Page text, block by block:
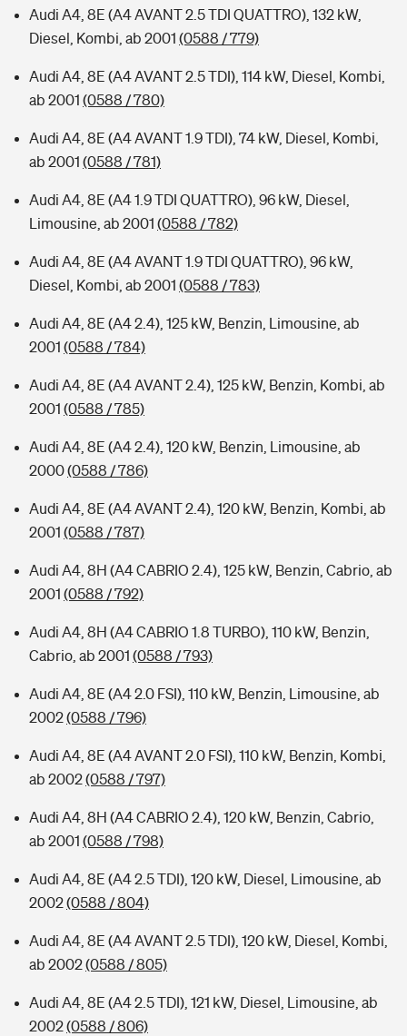
Audi A4, 8E (A4 AVANT 2.5 TDI QUATTRO), 132 kW,
Diesel, Kombi, ab 2001 (0588 / 779)
Audi A4, 8E (A4 AVANT 2.5 TDI), 114 kW, Diesel, Kombi,
ab 2001 (0588 / 780)
Audi A4, 8E (A4 AVANT 1.9 TDI), 74 kW, Diesel, Kombi,
ab 2001 (0588 / 781)
Audi A4, 8E (A4 1.9 TDI QUATTRO), 96 kW, Diesel,
Limousine, ab 2001 (0588 / 782)
Audi A4, 8E (A4 AVANT 1.9 TDI QUATTRO), 96 kW,
Diesel, Kombi, ab 2001 (0588 / 783)
Audi A4, 8E (A4 2.4), 125 kW, Benzin, Limousine, ab
2001 (0588 / 784)
Audi A4, 8E (A4 AVANT 2.4), 125 kW, Benzin, Kombi, ab
2001 (0588 / 785)
Audi A4, 8E (A4 2.4), 120 kW, Benzin, Limousine, ab
2000(0588 / 786)
Audi A4, 8E (A4 AVANT 2.4), 120 kW, Benzin, Kombi, ab
2001 (0588 / 787)
Audi A4, 8H (A4 CABRIO 2.4), 125 kW, Benzin, Cabrio, ab
2001 (0588 / 792)
Audi A4, 8H (A4 CABRIO 1.8 TURBO), 110 kW, Benzin,
Cabrio, ab 2001 (0588 / 793)
Audi A4, 8E (A4 2.0 FSI), 110 kW, Benzin, Limousine, ab
2002(0588 / 796)
Audi A4, 8E (A4 AVANT 2.0 FSI), 110 kW, Benzin, Kombi,
ab 2002(0588 / 797)
Audi A4, 8H (A4 CABRIO 2.4), 120 kW, Benzin, Cabrio,
ab 2001 (0588 / 798)
Audi A4, 8E (A4 2.5 TDI), 120 kW, Diesel, Limousine, ab
2002(0588 / 804)
Audi A4, 8E (A4 AVANT 2.5 TDI), 120 kW, Diesel, Kombi,
ab 2002(0588 / 805)
Audi A4, 8E (A4 2.5 TDI), 121 kW, Diesel, Limousine, ab
2002(0588 / 806)